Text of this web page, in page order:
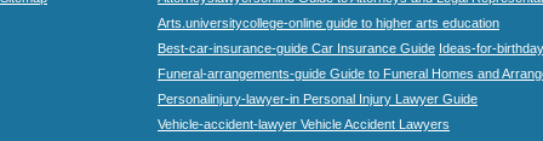
Arts.universitycollege-online guide to higher arts education
Best-car-insurance-guide Car Insurance Guide Ideas-for-
Funeral-arrangements-guide Guide to Funeral Homes and
Personalinjury-lawyer-in Personal Injury Lawyer Guide
Vehicle-accident-lawyer Vehicle Accident Lawyers